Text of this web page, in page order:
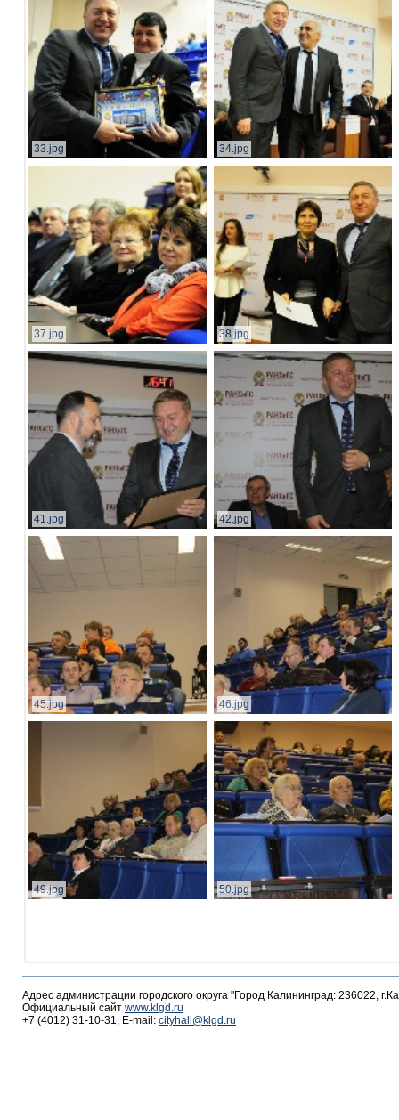
33.jpg 34.jpg
37.jpg 38.jpg
41.jpg 42.jpg
45.jpg 46.jpg
49.jpg 50.jpg
Адрес администрации городского округа "Город Калининград: 236022,
Официальный сайт www.klgd.ru
+7 (4012) 31-10-31, E-mail: cityhall@klgd.ru